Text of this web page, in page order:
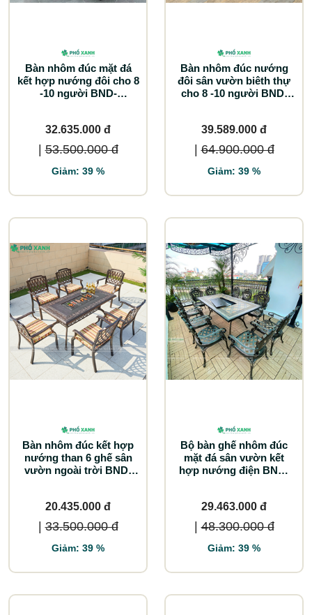
Bàn nhôm đúc mặt đá
kết hợp nướng đôi cho 8
-10 người BND-
32.635.000 đ
53.500.000 đ
Giảm: 39 %
Bàn nhôm đúc nướng
đôi sân vườn biêth thự
cho 8 -10 người BND-
39.589.000 đ
64.900.000 đ
Giảm: 39 %
Bàn nhôm đúc kết hợp
nướng than 6 ghế sân
vườn ngoài trời BND-
20.435.000 đ
33.500.000 đ
Giảm: 39 %
Bộ bàn ghế nhôm đúc
mặt đá sân vườn kết
hợp nướng điện BND-
29.463.000 đ
48.300.000 đ
Giảm: 39 %